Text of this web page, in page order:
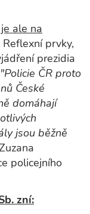
ale na
Reflexní prvky,
prezidia
"Policie ČR proto
České
domáhají
jsou běžně
policejního
zní: